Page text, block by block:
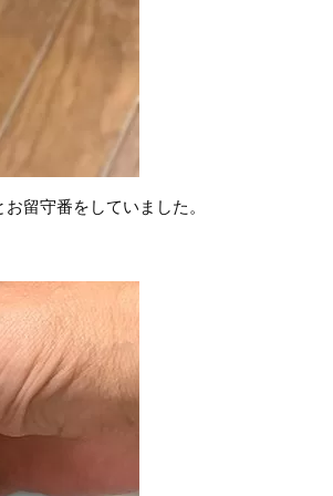
留守番をしていました。